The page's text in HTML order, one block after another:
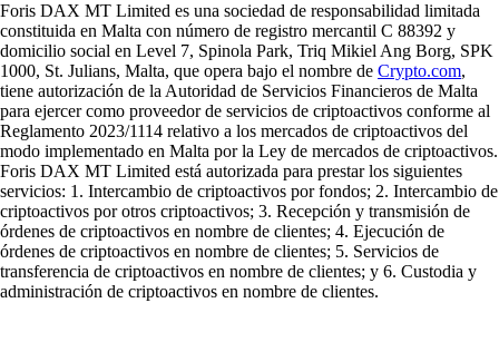
Foris DAX MT Limited es una sociedad de responsabilidad limitada
constituida en Malta con número de registro mercantil C 88392 y
domicilio social en Level 7, Spinola Park, Triq Mikiel Ang Borg, SPK
1000, St. Julians, Malta, que opera bajo el nombre de Crypto.com,
tiene autorización de la Autoridad de Servicios Financieros de Malta
para ejercer como proveedor de servicios de criptoactivos conforme al
Reglamento 2023/1114 relativo a los mercados de criptoactivos del
modo implementado en Malta por la Ley de mercados de criptoactivos.
Foris DAX MT Limited está autorizada para prestar los siguientes
servicios: 1. Intercambio de criptoactivos por fondos; 2. Intercambio de
criptoactivos por otros criptoactivos; 3. Recepción y transmisión de
órdenes de criptoactivos en nombre de clientes; 4. Ejecución de
órdenes de criptoactivos en nombre de clientes; 5. Servicios de
transferencia de criptoactivos en nombre de clientes; y 6. Custodia y
administración de criptoactivos en nombre de clientes.